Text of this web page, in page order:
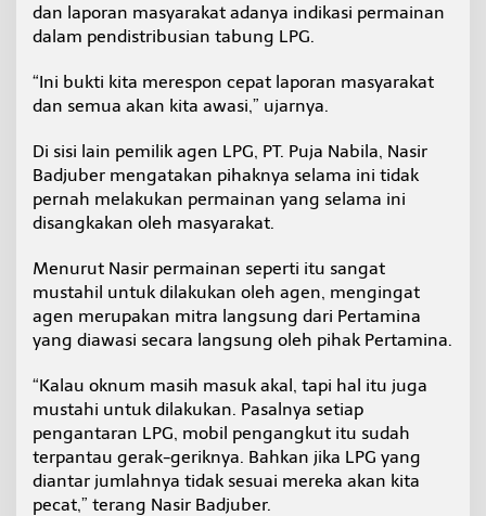
dan laporan masyarakat adanya indikasi permainan
dalam pendistribusian tabung LPG.
“Ini bukti kita merespon cepat laporan masyarakat
dan semua akan kita awasi,” ujarnya.
Di sisi lain pemilik agen LPG, PT. Puja Nabila, Nasir
Badjuber mengatakan pihaknya selama ini tidak
pernah melakukan permainan yang selama ini
disangkakan oleh masyarakat.
Menurut Nasir permainan seperti itu sangat
mustahil untuk dilakukan oleh agen, mengingat
agen merupakan mitra langsung dari Pertamina
yang diawasi secara langsung oleh pihak Pertamina.
“Kalau oknum masih masuk akal, tapi hal itu juga
mustahi untuk dilakukan. Pasalnya setiap
pengantaran LPG, mobil pengangkut itu sudah
terpantau gerak-geriknya. Bahkan jika LPG yang
diantar jumlahnya tidak sesuai mereka akan kita
pecat,” terang Nasir Badjuber.